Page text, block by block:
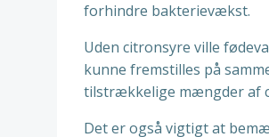
forhindre bakterievækst.
Uden citronsyre ville
kunne fremstilles på
tilstrækkelige mængder af
Det er også vigtigt at